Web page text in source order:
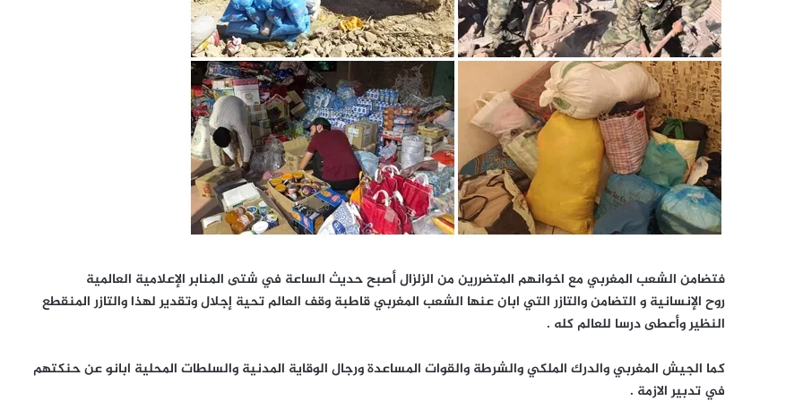
فتضامن الشعب المغربي مع اخوانهم المتضررين من الزلزال أصبح حديث الساعة في شتى المنابر الإعلامية العالمية
روح الإنسانية و التضامن والتازر التي ابان عنها الشعب المغربي قاطبة وقف العالم تحية إجلال وتقدير لهذا والتازر المنقطع
النظير وأعطى درسا للعالم كله .
كما الجيش المغربي والدرك الملكي والشرطة والقوات المساعدة ورجال الوقاية المدنية والسلطات المحلية ابانو عن حنكتهم
في تدبير الازمة .